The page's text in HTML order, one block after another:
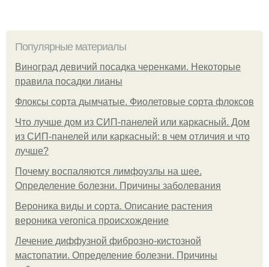
Популярные материалы
Виноград девичий посадка черенками. Некоторые
правила посадки лианы
Флоксы сорта дымчатые. Фиолетовые сорта флоксов
Что лучше дом из СИП-панелей или каркасный. Дом
из СИП-панелей или каркасный: в чем отличия и что
лучше?
Почему воспаляются лимфоузлы на шее.
Определение болезни. Причины заболевания
Вероника виды и сорта. Описание растения
вероника veronica происхождение
Лечение диффузной фиброзно-кистозной
мастопатии. Определение болезни. Причины